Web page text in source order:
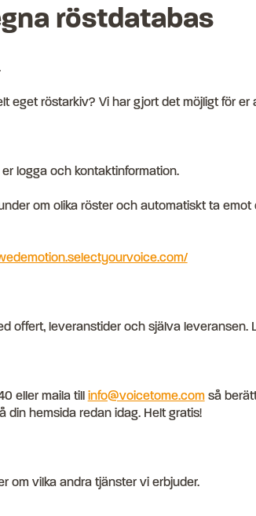
röstdatabas
eget röstarkiv? Vi har gjort det möjligt för
logga och kontaktinformation.
om olika röster och automatiskt ta
offert, leveranstider och själva leveransen.
eller maila till info@voicetome.comså
din hemsida redan idag. Helt gratis!
om vilka andra tjänster vi erbjuder.